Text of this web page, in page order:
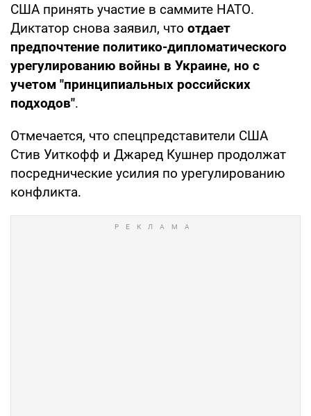
США принять участие в саммите НАТО.
Диктатор снова заявил, что отдает
предпочтение политико-дипломатического
урегулированию войны в Украине, но с
учетом "принципиальных российских
подходов".
Отмечается, что спецпредставители США
Стив Уиткофф и Джаред Кушнер продолжат
посреднические усилия по урегулированию
конфликта.